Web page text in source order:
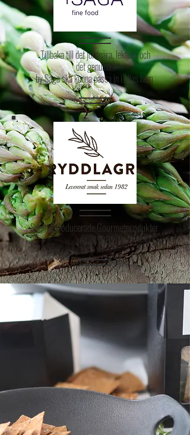
Tillbaka till det jordnära, lekfulla och
det genuina.
by Saga ska kunna passa in i allas hem
Svenskproducerade Gourmetprodukter
sedan 1982